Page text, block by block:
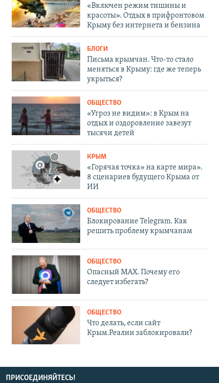
«Включен режим тишины и
красоты». Отдых в прифронтовом
Крыму без интернета и бензина
БЛОГИ
Письма крымчан. Что-то стало
меняться в Крыму: где же теперь
укрыться?
ОБЩЕСТВО
«Угроз не видим»: в Крым на
отдых и оздоровление завезут
тысячи детей
КРЫМ
«Горячая точка» на карте мира».
8 сценариев будущего Крыма от
ИИ
ОБЩЕСТВО
Блокирование Telegram. Как
решить проблему крымчанам
ОБЩЕСТВО
Опасный MAX. Почему его
следует избегать?
ОБЩЕСТВО
Что делать, если сайт
Крым.Реалии заблокировали?
ПРИСОЕДИНЯЙТЕСЬ!